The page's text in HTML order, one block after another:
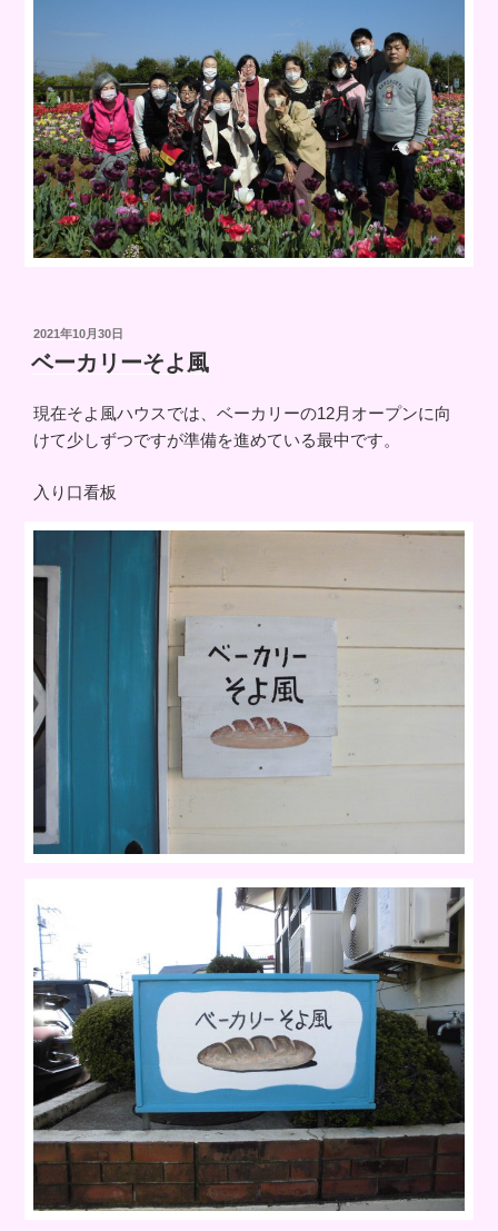
投
2021年10月30日
ベーカリーそよ風
現在そよ風ハウスでは、ベーカリーの12月オープンに向
けて少しずつですが準備を進めている最中です。
入り口看板